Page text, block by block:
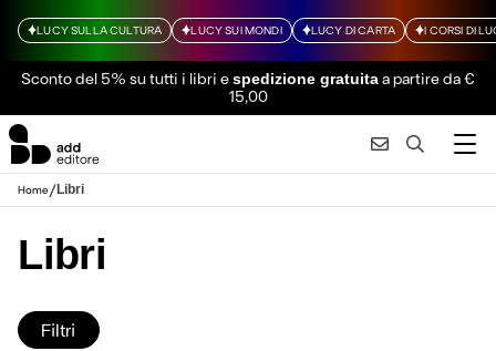
LUCY SULLA CULTURA LUCY SUI MONDI LUCY DI CARTA I CORSI DI
Sconto del 5% su tutti i libri espedizione gratuitaa partire da €
15,00
Home/Libri
Libri
Filtri